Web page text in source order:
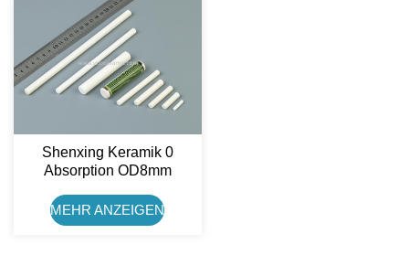
Shenxing Keramik 0
Absorption OD8mm
Aluminiumoxidkeramikstab
MEHR ANZEIGEN